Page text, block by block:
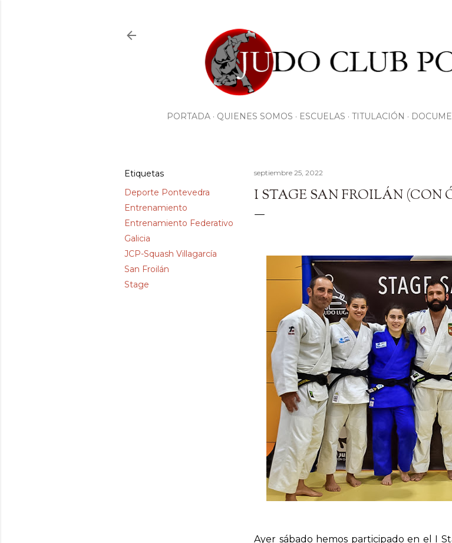
PORTADA QUIENES SOMOS ESCUELAS TITULACIÓN
Etiquetas
Deporte Pontevedra
Entrenamiento
Entrenamiento Federativo
Galicia
JCP-Squash Villagarcía
San Froilán
Stage
septiembre 25, 2022
I STAGE SAN FROILÁN (CON
Ayer sábado hemos participado en el I